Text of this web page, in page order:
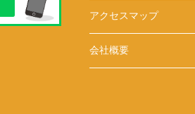
アクセスマップ
会社概要